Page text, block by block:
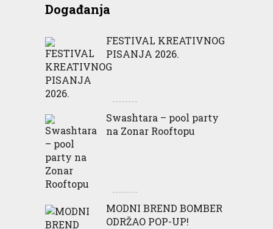
Događanja
FESTIVAL KREATIVNOG
PISANJA 2026.
Swashtara – pool party
na Zonar Rooftopu
MODNI BREND BOMBER
ODRŽAO POP-UP!